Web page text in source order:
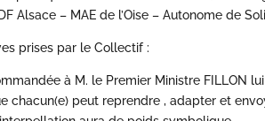
Alsace – MAE de l’Oise – Autonome de
prises par le Collectif :
à M. le Premier Ministre FILLON
chacun(e) peut reprendre , adapter et